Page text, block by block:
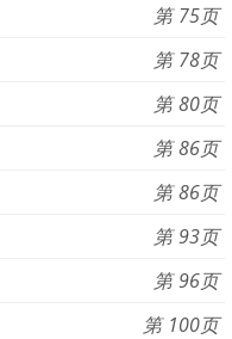
75
78
80
86
86
93
96
100